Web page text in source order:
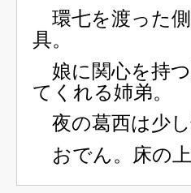
環七を渡った
具。
娘に関心を持
てくれる姉弟。
夜の葛西は少し
おでん。床の上